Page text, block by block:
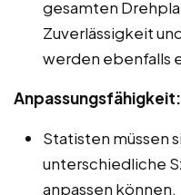
gesamten
Zuverlässigkeit
werden ebenfalls
Anpassungsfähigkeit:
Statisten müssen
unterschiedliche
anpassen können.